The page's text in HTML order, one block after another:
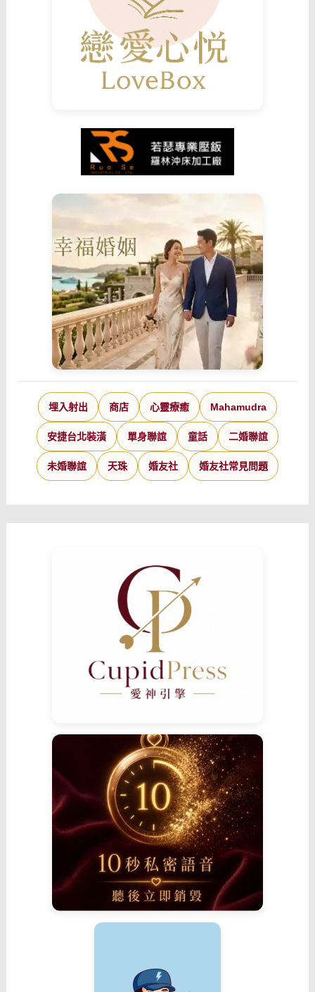
埋入射出 商店 心靈療癒 Mahamudra
安捷台北裝潢 單身聯誼 童話 二婚聯誼
未婚聯誼 天珠 婚友社 婚友社常見問題